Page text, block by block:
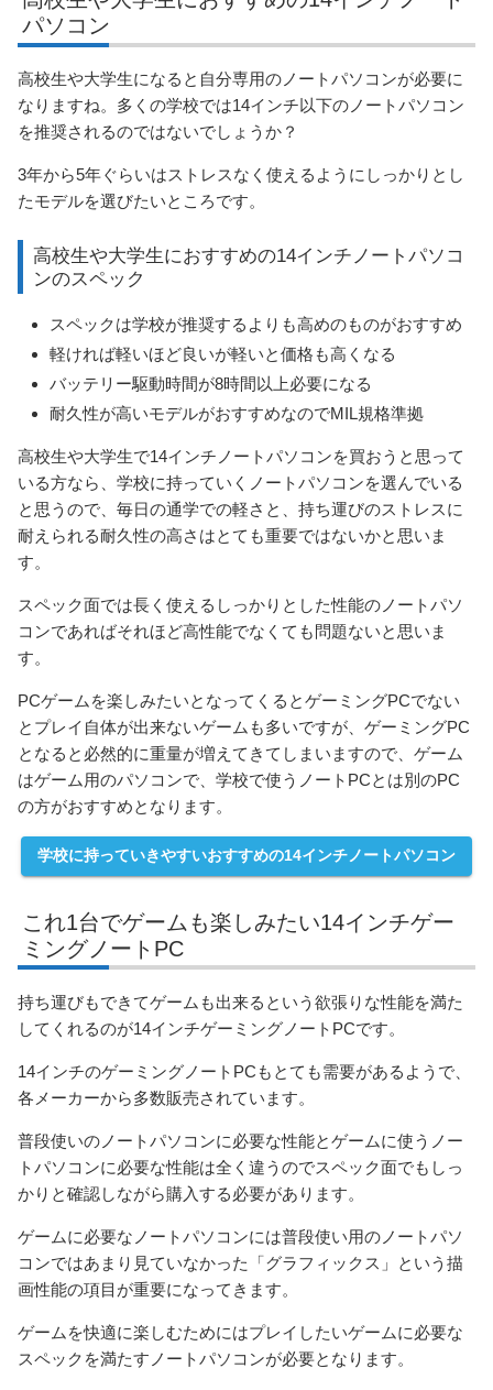
パソコン
高校生や大学生になると自分専用のノートパソコンが必要に
なりますね。多くの学校では14インチ以下のノートパソコン
を推奨されるのではないでしょうか？
3年から5年ぐらいはストレスなく使えるようにしっかりとし
たモデルを選びたいところです。
高校生や大学生におすすめの14インチノートパソコ
ンのスペック
スペックは学校が推奨するよりも高めのものがおすすめ
軽ければ軽いほど良いが軽いと価格も高くなる
バッテリー駆動時間が8時間以上必要になる
耐久性が高いモデルがおすすめなのでMIL規格準拠
高校生や大学生で14インチノートパソコンを買おうと思って
いる方なら、学校に持っていくノートパソコンを選んでいる
と思うので、毎日の通学での軽さと、持ち運びのストレスに
耐えられる耐久性の高さはとても重要ではないかと思いま
す。
スペック面では長く使えるしっかりとした性能のノートパソ
コンであればそれほど高性能でなくても問題ないと思いま
す。
PCゲームを楽しみたいとなってくるとゲーミングPCでない
とプレイ自体が出来ないゲームも多いですが、ゲーミングPC
となると必然的に重量が増えてきてしまいますので、ゲーム
はゲーム用のパソコンで、学校で使うノートPCとは別のPC
の方がおすすめとなります。
学校に持っていきやすいおすすめの14インチノートパソコン
これ1台でゲームも楽しみたい14インチゲー
ミングノートPC
持ち運びもできてゲームも出来るという欲張りな性能を満た
してくれるのが14インチゲーミングノートPCです。
14インチのゲーミングノートPCもとても需要があるようで、
各メーカーから多数販売されています。
普段使いのノートパソコンに必要な性能とゲームに使うノー
トパソコンに必要な性能は全く違うのでスペック面でもしっ
かりと確認しながら購入する必要があります。
ゲームに必要なノートパソコンには普段使い用のノートパソ
コンではあまり見ていなかった「グラフィックス」という描
画性能の項目が重要になってきます。
ゲームを快適に楽しむためにはプレイしたいゲームに必要な
スペックを満たすノートパソコンが必要となります。